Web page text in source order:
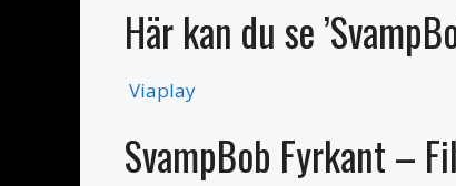
Här kan du se
Viaplay
SvampBob Fyrkant –